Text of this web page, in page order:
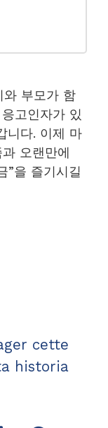
와 부모가 함
고인자가 있
니다. 이제 마
오랜만에
”을 즐기시길
cette
historia